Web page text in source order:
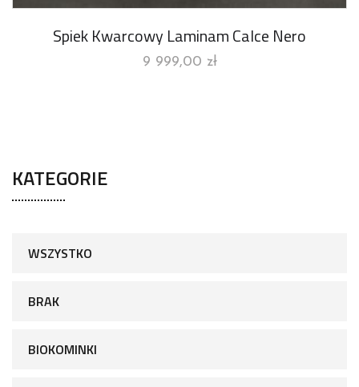
Spiek Kwarcowy Laminam Calce Nero
9 999,00 zł
KATEGORIE
WSZYSTKO
BRAK
BIOKOMINKI